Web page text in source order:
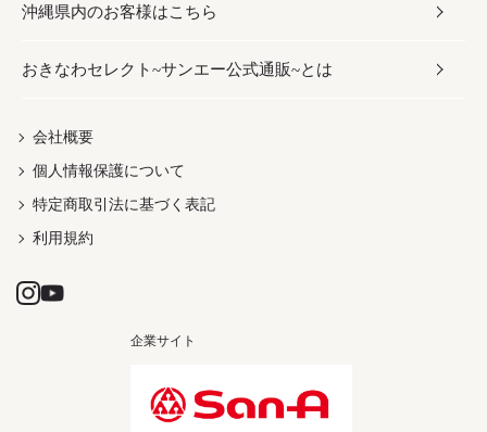
みそ
だし／スパイス／島唐辛子
スナック
おつまみ
紅芋
ワイン・ウィスキー・カクテル
ドリンク
茶葉
ボディケア
ヘアケア
UVケア
メンズ
レディース
雑貨
沖縄ファッション
伝統工芸品
沖縄県内のお客様はこちら
おきなわセレクト~サンエー公式通販~とは
会社概要
個人情報保護について
特定商取引法に基づく表記
利用規約
企業サイト